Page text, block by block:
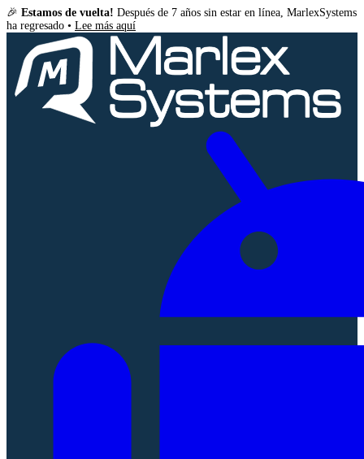
🎉 Estamos de vuelta! Después de 7 años sin estar en línea, MarlexSystems
ha regresado • Lee más aquí